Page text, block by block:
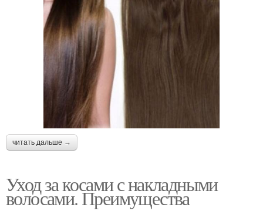
читать дальше →
Уход за косами с накладными
волосами. Преимущества